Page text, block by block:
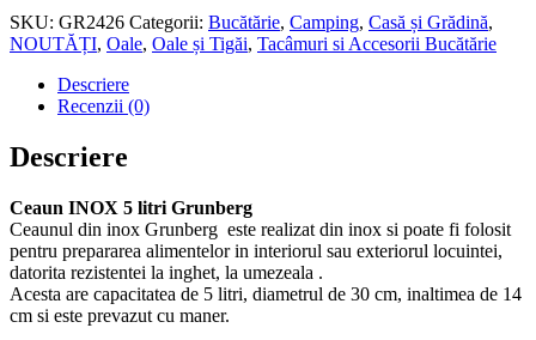
Grunberg
SKU: GR2426 Categorii: Bucătărie, Camping, Casă și Grădină,
NOUTĂȚI, Oale, Oale și Tigăi, Tacâmuri si Accesorii Bucătărie
Descriere
Recenzii (0)
Descriere
Ceaun INOX 5 litri Grunberg
Ceaunul din inox Grunberg este realizat din inox si poate fi folosit
pentru prepararea alimentelor in interiorul sau exteriorul locuintei,
datorita rezistentei la inghet, la umezeala .
Acesta are capacitatea de 5 litri, diametrul de 30 cm, inaltimea de 14
cm si este prevazut cu maner.